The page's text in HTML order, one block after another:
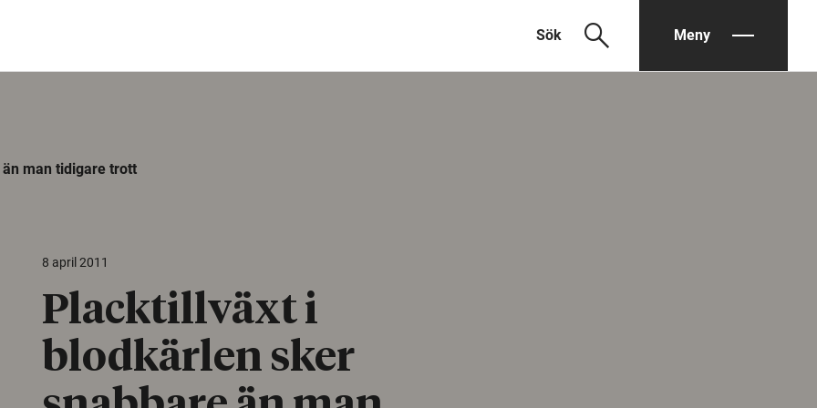
Sök search Meny
man tidigare trott
8 april 2011
Placktillväxt i
blodkärlen sker